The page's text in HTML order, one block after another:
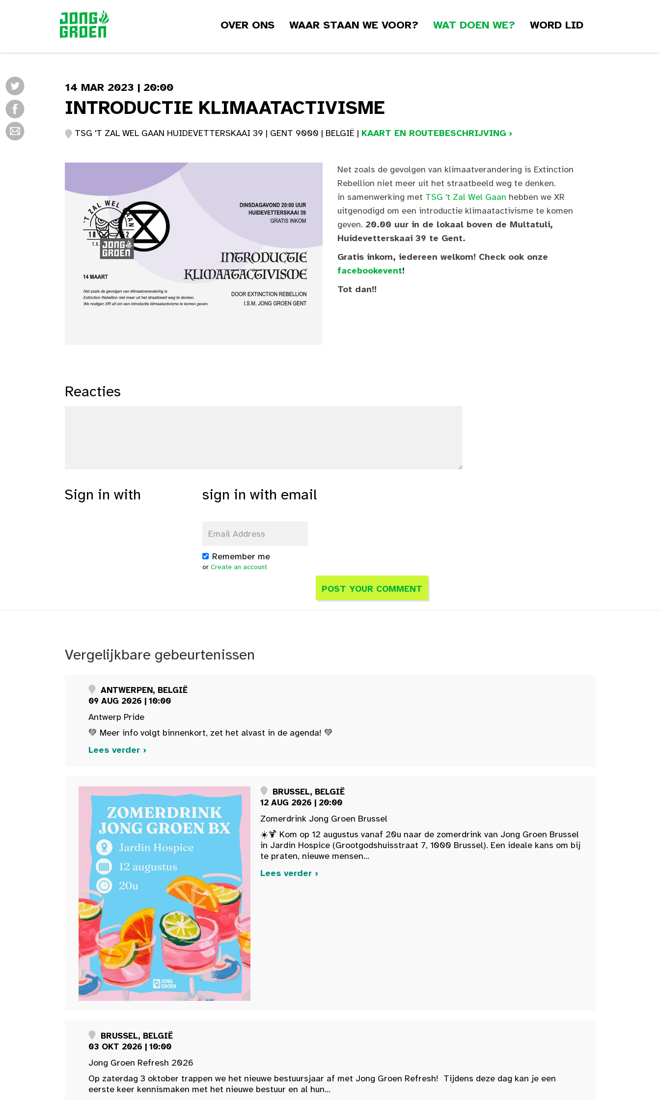
OVER ONS WAAR STAAN WE VOOR? WAT DOEN WE? WORD LID
14 MAR 2023 | 20:00
INTRODUCTIE KLIMAATACTIVISME
TSG 'T ZAL WEL GAAN HUIDEVETTERSKAAI 39 | GENT 9000 | BELGIË | KAART EN ROUTEBESCHRIJVING ›
Net zoals de gevolgen van klimaatverandering is Extinction
Rebellion niet meer uit het straatbeeld weg te denken.
in samenwerking met TSG 't Zal Wel Gaan hebben we XR
uitgenodigd om een introductie klimaatactivisme te komen
geven. 20.00 uur in de lokaal boven de Multatuli,
Huidevetterskaai 39 te Gent.
Gratis inkom, iedereen welkom! Check ook onze
facebookevent!
Tot dan!!
Reacties
Sign in with sign in with email
Remember me
or Create an account
Vergelijkbare gebeurtenissen
ANTWERPEN, BELGIË
09 AUG 2026 | 10:00
Antwerp Pride
💚 Meer info volgt binnenkort, zet het alvast in de agenda! 💚
Lees verder ›
BRUSSEL, BELGIË
12 AUG 2026 | 20:00
Zomerdrink Jong Groen Brussel
☀️🍹 Kom op 12 augustus vanaf 20u naar de zomerdrink van Jong Groen Brussel
in Jardin Hospice (Grootgodshuisstraat 7, 1000 Brussel). Een ideale kans om bij
te praten, nieuwe mensen...
Lees verder ›
BRUSSEL, BELGIË
03 OKT 2026 | 10:00
Jong Groen Refresh 2026
Op zaterdag 3 oktober trappen we het nieuwe bestuursjaar af met Jong Groen Refresh! Tijdens deze dag kan je een
eerste keer kennismaken met het nieuwe bestuur en al hun...